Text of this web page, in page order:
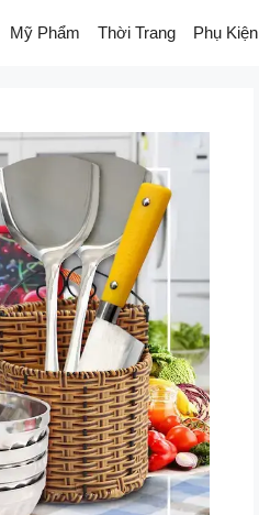
Mỹ Phẩm Thời Trang Phụ Kiện